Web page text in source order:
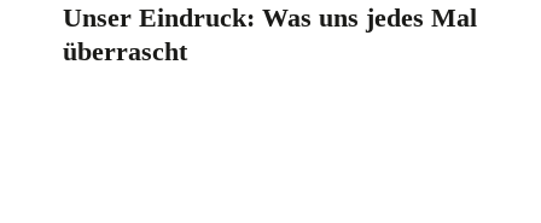
Unser Eindruck: Was uns jedes Mal
überrascht